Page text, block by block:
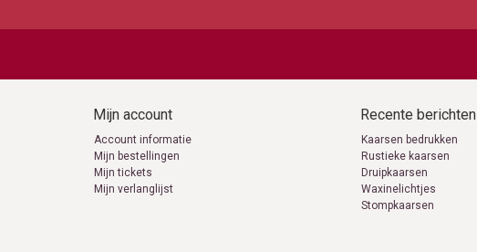
Mijn account
Account informatie
Mijn bestellingen
Mijn tickets
Mijn verlanglijst
Recente berichten
Kaarsen bedrukken
Rustieke kaarsen
Druipkaarsen
Waxinelichtjes
Stompkaarsen